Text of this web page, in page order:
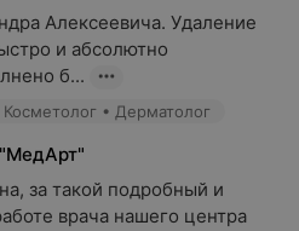
ПАП-теста, или
Этот анализ применяют
клеток шейки матки,
материала
для выявления
других изменений.
Алексеевича. Удаление
и абсолютно
б...
• Дерматолог
за такой подробный и
врача нашего центра